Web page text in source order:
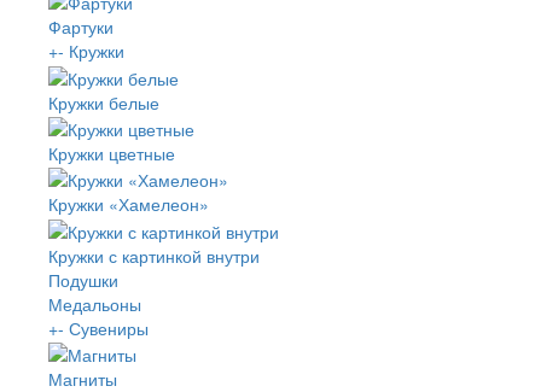
Фартуки
+- Кружки
Кружки белые
Кружки цветные
Кружки «Хамелеон»
Кружки с картинкой внутри
Подушки
Медальоны
+- Сувениры
Магниты